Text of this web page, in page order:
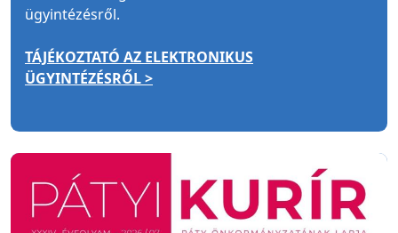
ügyintézésről.
TÁJÉKOZTATÓ AZ ELEKTRONIKUS
ÜGYINTÉZÉSRŐL >